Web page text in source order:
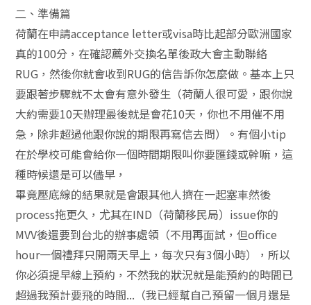
⼆、準備篇
荷蘭在申請acceptance letter或visa時比起部分歐洲國家
真的100分，在確認薦外交換名單後政⼤會主動聯絡
RUG，然後你就會收到RUG的信告訴你怎麼做。基本上只
要跟著步驟就不太會有意外發⽣（荷蘭⼈很可愛，跟你說
⼤約需要10天辦理最後就是會花10天，你也不⽤催不⽤
急，除非超過他跟你說的期限再寫信去問）。有個⼩tip
在於學校可能會給你⼀個時間期限叫你要匯錢或幹嘛，這
種時候還是可以儘早，
畢竟壓底線的結果就是會跟其他⼈擠在⼀起塞⾞然後
process拖更久，尤其在IND（荷蘭移民局）issue你的
MVV後還要到台北的辦事處領（不⽤再⾯試，但office
hour⼀個禮拜只開兩天早上，每次只有3個⼩時），所以
你必須提早線上預約，不然我的狀況就是能預約的時間已
超過我預計要⾶的時間...（我已經幫⾃⼰預留⼀個⽉還是